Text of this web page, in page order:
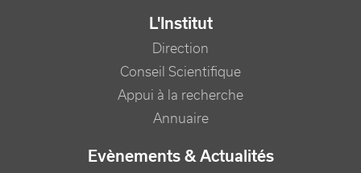
L'Institut
Direction
Conseil Scientifique
Appui à la recherche
Annuaire
Evènements & Actualités